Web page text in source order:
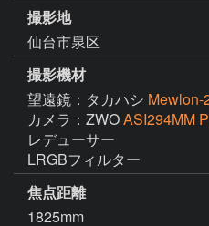
撮影地
仙台市泉区
撮影機材
望遠鏡：タカハシ Mewlon-
カメラ：ZWOASI294MM
レデューサー
LRGBフィルター
焦点距離
1825mm